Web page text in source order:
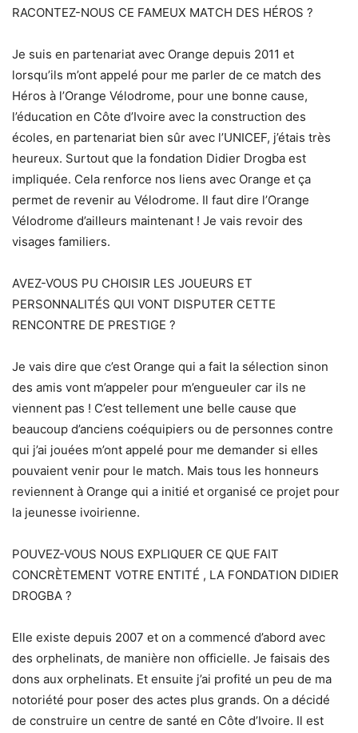
RACONTEZ-NOUS CE FAMEUX MATCH DES HÉROS ?
Je suis en partenariat avec Orange depuis 2011 et
lorsqu’ils m’ont appelé pour me parler de ce match des
Héros à l’Orange Vélodrome, pour une bonne cause,
l’éducation en Côte d’Ivoire avec la construction des
écoles, en partenariat bien sûr avec l’UNICEF, j’étais très
heureux. Surtout que la fondation Didier Drogba est
impliquée. Cela renforce nos liens avec Orange et ça
permet de revenir au Vélodrome. Il faut dire l’Orange
Vélodrome d’ailleurs maintenant ! Je vais revoir des
visages familiers.
AVEZ-VOUS PU CHOISIR LES JOUEURS ET
PERSONNALITÉS QUI VONT DISPUTER CETTE
RENCONTRE DE PRESTIGE ?
Je vais dire que c’est Orange qui a fait la sélection sinon
des amis vont m’appeler pour m’engueuler car ils ne
viennent pas ! C’est tellement une belle cause que
beaucoup d’anciens coéquipiers ou de personnes contre
qui j’ai jouées m’ont appelé pour me demander si elles
pouvaient venir pour le match. Mais tous les honneurs
reviennent à Orange qui a initié et organisé ce projet pour
la jeunesse ivoirienne.
POUVEZ-VOUS NOUS EXPLIQUER CE QUE FAIT
CONCRÈTEMENT VOTRE ENTITÉ , LA FONDATION DIDIER
DROGBA ?
Elle existe depuis 2007 et on a commencé d’abord avec
des orphelinats, de manière non officielle. Je faisais des
dons aux orphelinats. Et ensuite j’ai profité un peu de ma
notoriété pour poser des actes plus grands. On a décidé
de construire un centre de santé en Côte d’Ivoire. Il est